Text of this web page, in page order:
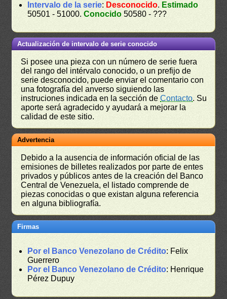
Intervalo de la serie: Desconocido. Estimado
50501 - 51000.Conocido 50580 - ???
Actualización de intervalo de serie conocido
Si posee una pieza con un número de serie fuera
del rango del intérvalo conocido, o un prefijo de
serie desconocido, puede enviar el comentario con
una fotografía del anverso siguiendo las
instruciones indicada en la sección deContacto. Su
aporte será agradecido y ayudará a mejorar la
calidad de este sitio.
Advertencia
Debido a la ausencia de información oficial de las
emisiones de billetes realizados por parte de entes
privados y públicos antes de la creación del Banco
Central de Venezuela, el listado comprende de
piezas conocidas o que existan alguna referencia
en alguna bibliografía.
Firmas
Por el Banco Venezolano de Crédito: Felix
Guerrero
Por el Banco Venezolano de Crédito: Henrique
Pérez Dupuy